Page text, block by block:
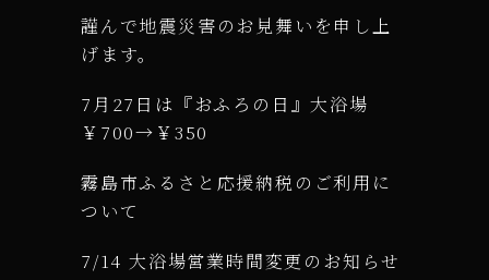
謹んで地震災害のお見舞いを申し上
げます。
7月27日は『おふろの日』大浴場
￥700→￥350
霧島市ふるさと応援納税のご利用に
ついて
7/14 大浴場営業時間変更のお知らせ